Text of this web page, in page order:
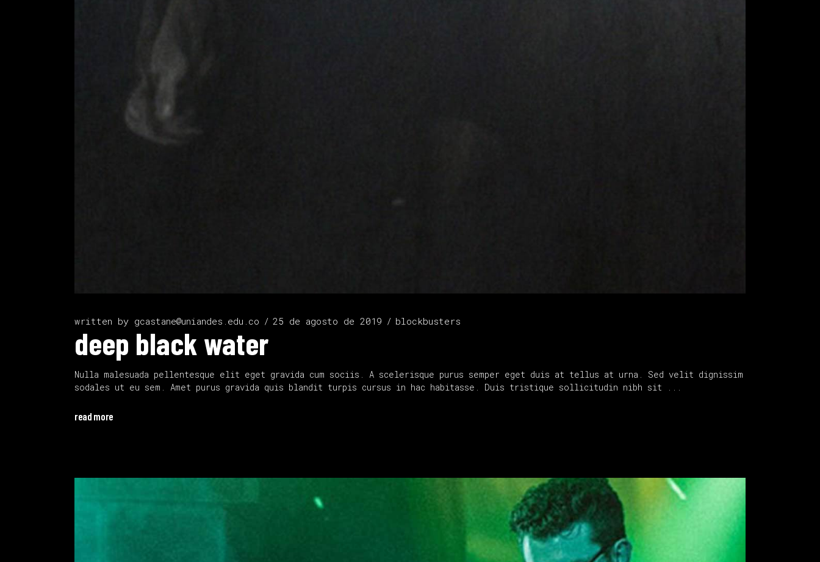
written by gcastane@uniandes.edu.co 25 de agosto de 2019 blockbusters
deep black water
Nulla malesuada pellentesque elit eget gravida cum sociis. A scelerisque purus semper eget duis at tellus at urna. Sed velit dignissim
sodales ut eu sem. Amet purus gravida quis blandit turpis cursus in hac habitasse. Duis tristique sollicitudin nibh sit
read more